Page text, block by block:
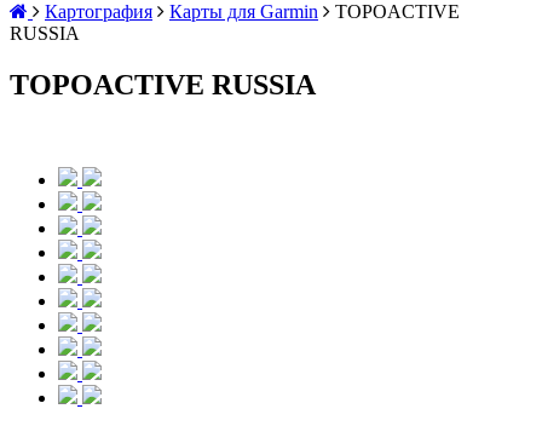
Картография Карты для Garmin
TOPOACTIVE
RUSSIA
TOPOACTIVE RUSSIA